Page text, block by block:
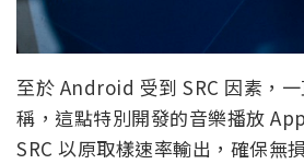
至於 Android 受到 SRC 因素，
稱，這點特別開發的音樂播放
SRC 以原取樣速率輸出，確保無